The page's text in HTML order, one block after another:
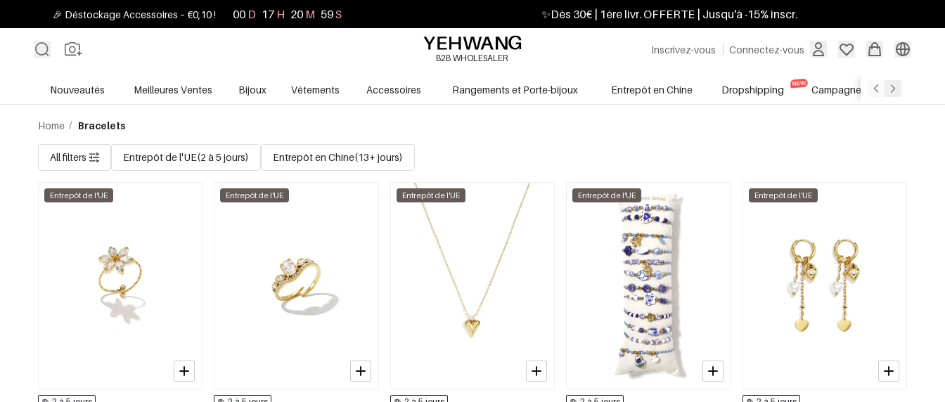
🎉 Déstockage Accessoires – €0,10 ! 00 D 17 H 20 M 58S ✨Dès 30€ | 1ère livr. OFFERTE | Jusqu'à -15% inscr.
Inscrivez-vous Connectez-vous
B2B WHOLESALER
Nouveautés Meilleures Ventes Bijoux Vêtements Accessoires Rangements et Porte-bijoux Entrepôt en Chine Dropshipping Campagnes Soldes
Home / Bracelets
All filters Entrepôt de l'UE(2 à 5 jours) Entrepôt en Chine(13+ jours)
Entrepôt de l'UE Entrepôt de l'UE Entrepôt de l'UE Entrepôt de l'UE Entrepôt de l'UE